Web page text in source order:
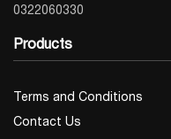
0322060330
Products
Terms and Conditions
Contact Us